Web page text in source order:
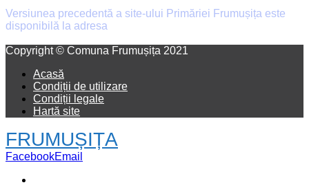
Versiunea precedentă a site-ului Primăriei Frumușița este
disponibilă la adresa
Copyright © Comuna Frumușița 2021
Acasă
Condiții de utilizare
Condiții legale
Hartă site
FRUMUȘIȚA
FacebookEmail